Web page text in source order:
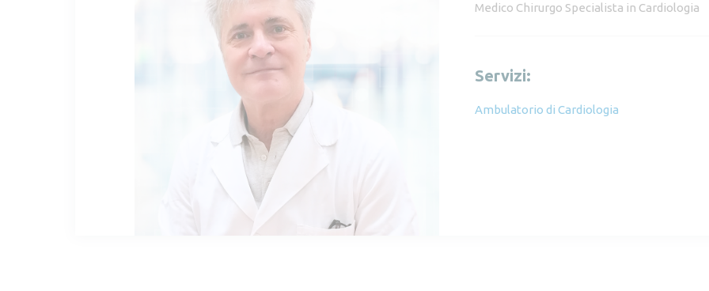
Medico Chirurgo Specialista in Cardiologia
Servizi:
Ambulatorio di Cardiologia